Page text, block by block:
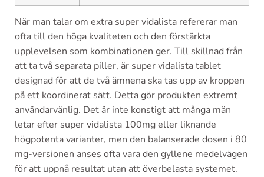
När man talar om extra super vidalista refererar man
ofta till den höga kvaliteten och den förstärkta
upplevelsen som kombinationen ger. Till skillnad från
att ta två separata piller, är super vidalista tablet
designad för att de två ämnena ska tas upp av kroppen
på ett koordinerat sätt. Detta gör produkten extremt
användarvänlig. Det är inte konstigt att många män
letar efter super vidalista 100mg eller liknande
högpotenta varianter, men den balanserade dosen i 80
mg-versionen anses ofta vara den gyllene medelvägen
för att uppnå resultat utan att överbelasta systemet.